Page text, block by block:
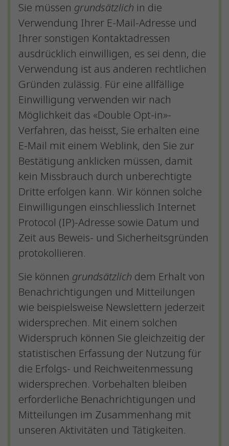
Sie müssen grundsätzlich in die
Verwendung Ihrer E-Mail-Adresse und
Ihrer sonstigen Kontaktadressen
ausdrücklich einwilligen, es sei denn, die
Verwendung ist aus anderen rechtlichen
Gründen zulässig. Für eine allfällige
Einwilligung verwenden wir nach
Möglichkeit das «Double Opt-in»-
Verfahren, das heisst, Sie erhalten eine
E-Mail mit einem Weblink, den Sie zur
Bestätigung anklicken müssen, damit
kein Missbrauch durch unberechtigte
Dritte erfolgen kann. Wir können solche
Einwilligungen einschliesslich Internet
Protocol (IP)-Adresse sowie Datum und
Zeit aus Beweis- und Sicherheitsgründen
protokollieren.
Sie können grundsätzlich dem Erhalt von
Benachrichtigungen und Mitteilungen
wie beispielsweise Newslettern jederzeit
widersprechen. Mit einem solchen
Widerspruch können Sie gleichzeitig der
statistischen Erfassung der Nutzung für
die Erfolgs- und Reichweitenmessung
widersprechen. Vorbehalten bleiben
erforderliche Benachrichtigungen und
Mitteilungen im Zusammenhang mit
unseren Aktivitäten und Tätigkeiten.